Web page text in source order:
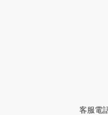
客服電